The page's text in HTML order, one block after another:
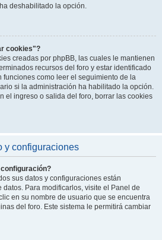
deshabilitado la opción.
cookies"?
creadas por phpBB, las cuales le mantienen
recursos del foro y estar identificado
funciones como leer el seguimiento de la
si la administración ha habilitado la opción.
el ingreso o salida del foro, borrar las cookies
y configuraciones
sus datos y configuraciones están
Para modificarlos, visite el Panel de
en su nombre de usuario que se encuentra
del foro. Este sistema le permitirá cambiar